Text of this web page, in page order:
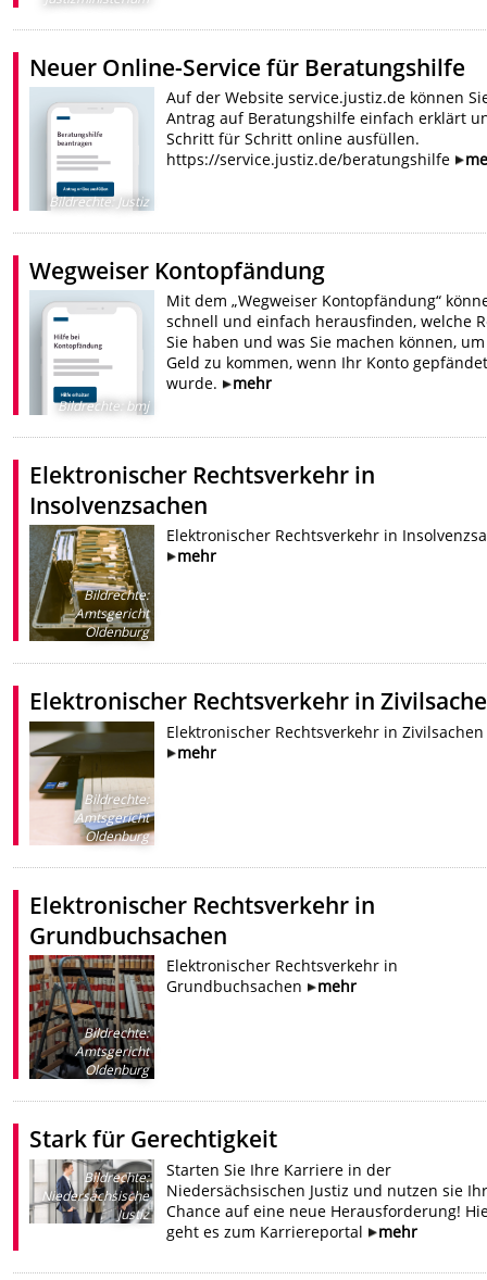
Neuer Online-Service für Beratungshilfe
Bildrechte:Justiz
Auf der Website service.justiz.de können
Antrag auf Beratungshilfe einfach erklärt
Schritt für Schritt online ausfüllen.
https://service.justiz.de/beratungshilfe
Wegweiser Kontopfändung
Bildrechte: bmj
Mit dem „Wegweiser Kontopfändung“
schnell und einfach herausfinden, welche
Sie haben und was Sie machen können,
Geld zu kommen, wenn Ihr Konto gepfändet
wurde.
mehr
Elektronischer Rechtsverkehr in
Insolvenzsachen
Bildrechte:
Amtsgericht
Oldenburg
Elektronischer Rechtsverkehr in
mehr
Elektronischer Rechtsverkehr in
Bildrechte:
Amtsgericht
Oldenburg
Elektronischer Rechtsverkehr in Zivilsachen
mehr
Elektronischer Rechtsverkehr in
Grundbuchsachen
Bildrechte:
Amtsgericht
Oldenburg
Elektronischer Rechtsverkehr in
Grundbuchsachen
mehr
Stark für Gerechtigkeit
Bildrechte:
Niedersächsische
Justiz
Starten Sie Ihre Karriere in der
Niedersächsischen Justiz und nutzen sie
Chance auf eine neue Herausforderung!
geht es zum Karriereportal
mehr